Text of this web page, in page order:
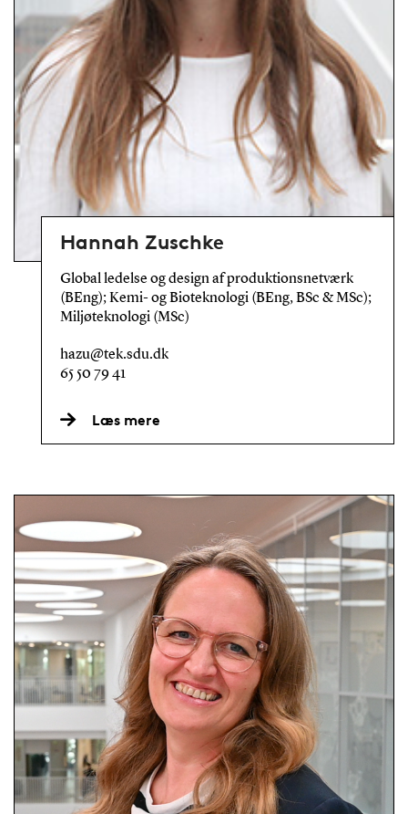
Hannah Zuschke
Global ledelse og design af produktionsnetværk
(BEng); Kemi- og Bioteknologi (BEng, BSc & MSc);
Miljøteknologi (MSc)
hazu@tek.sdu.dk
65 50 79 41
Læs mere